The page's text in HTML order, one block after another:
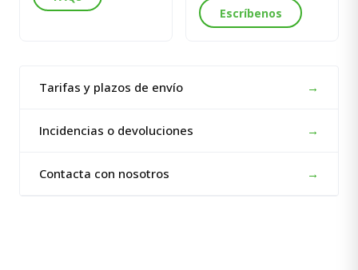
Escríbenos
Tarifas y plazos de envío →
Incidencias o devoluciones →
Contacta con nosotros →